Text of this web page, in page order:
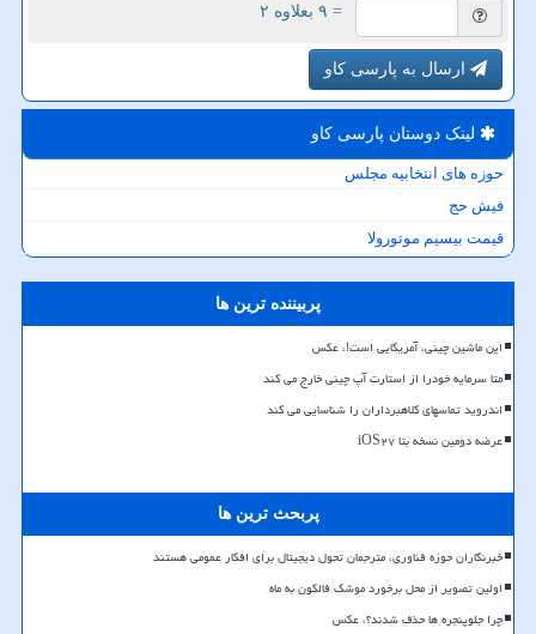
= ۹ بعلاوه ۲
ارسال به پارسی کاو
لینک دوستان پارسی كاو
حوزه های انتخابیه مجلس
فیش حج
قیمت بیسیم موتورولا
پربیننده ترین ها
این ماشین چینی، آمریکایی است!، عکس
متا سرمایه خودرا از استارت آپ چینی خارج می کند
اندروید تماسهای کلاهبرداران را شناسایی می کند
عرضه دومین نسخه بتا iOS۲۷
پربحث ترین ها
خبرنگاران حوزه فناوری، مترجمان تحول دیجیتال برای افکار عمومی هستند
اولین تصویر از محل برخورد موشک فالکون به ماه
چرا جلوپنجره ها حذف شدند؟، عکس